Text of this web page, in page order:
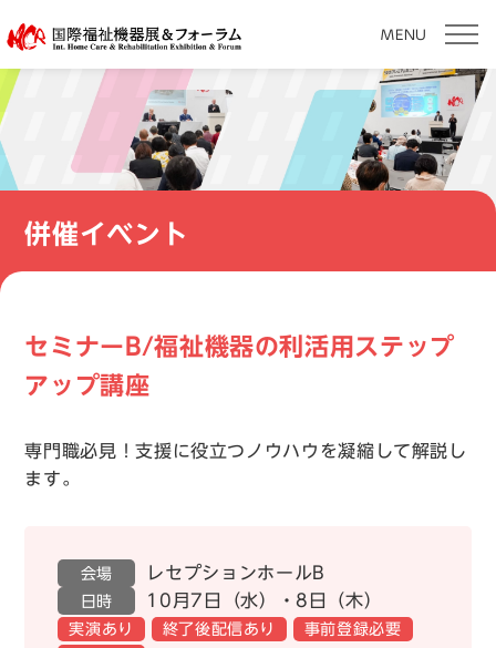
本
文
移
動
MENU
併催イベント
セミナーB/福祉機器の利活用ステップ
アップ講座
専門職必見！支援に役立つノウハウを凝縮して解説し
ます。
会場 レセプションホールB
日時 10月7日（水）・8日（木）
実演あり 終了後配信あり
事前登録必要